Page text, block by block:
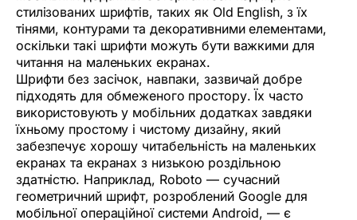
стилізованих шрифтів, таких як Old English, з їх
тінями, контурами та декоративними елементами,
оскільки такі шрифти можуть бути важкими для
читання на маленьких екранах.
Шрифти без засічок, навпаки, зазвичай добре
підходять для обмеженого простору. Їх часто
використовують у мобільних додатках завдяки
їхньому простому і чистому дизайну, який
забезпечує хорошу читабельність на маленьких
екранах та екранах з низькою роздільною
здатністю. Наприклад, Roboto — сучасний
геометричний шрифт, розроблений Google для
мобільної операційної системи Android, — є